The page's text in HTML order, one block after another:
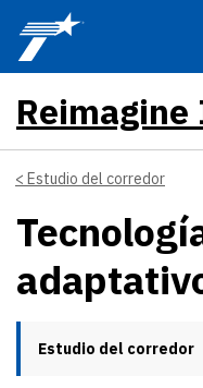
Skip to main content
Estudio del corredor
Estudio del corredor